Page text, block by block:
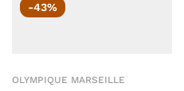
-43%
OLYMPIQUE MARSEILLE